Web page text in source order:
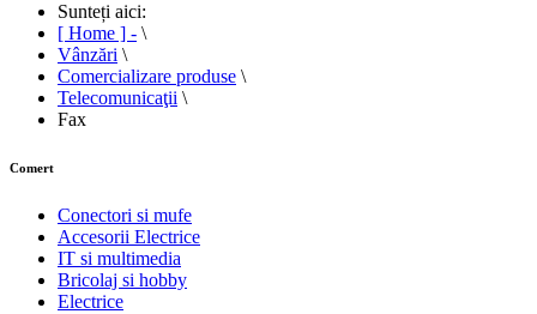
Sunteți aici:
[ Home ] - \
Vânzări \
Comercializare produse \
Telecomunicaţii \
Fax
Comert
Conectori si mufe
Accesorii Electrice
IT si multimedia
Bricolaj si hobby
Electrice